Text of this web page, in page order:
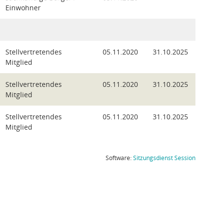
Einwohner
Stellvertretendes
Mitglied
05.11.2020 31.10.2025
Stellvertretendes
Mitglied
05.11.2020 31.10.2025
Stellvertretendes
Mitglied
05.11.2020 31.10.2025
Software:SitzungsdienstSession(Wird in